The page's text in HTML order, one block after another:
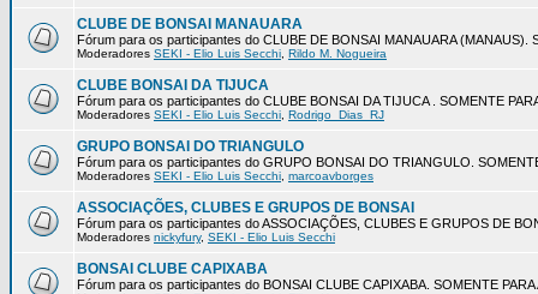
CLUBE DE BONSAI MANAUARA
Fórum para os participantes do CLUBE DE BONSAI MANAUARA (MANAUS).
Moderadores SEKI - Elio Luis Secchi Rildo M. Nogueira
CLUBE BONSAI DA TIJUCA
Fórum para os participantes do CLUBE BONSAI DA TIJUCA . SOMENTE
Moderadores SEKI - Elio Luis Secchi Rodrigo_Dias_RJ
GRUPO BONSAI DO TRIANGULO
Fórum para os participantes do GRUPO BONSAI DO TRIANGULO.
Moderadores SEKI - Elio Luis Secchi marcoavborges
ASSOCIAÇÕES, CLUBES E GRUPOS DE BONSAI
Fórum para os participantes do ASSOCIAÇÕES, CLUBES E GRUPOS DE
Moderadores nickyfury, SEKI - Elio Luis Secchi
BONSAI CLUBE CAPIXABA
Fórum para os participantes do BONSAI CLUBE CAPIXABA. SOMENTE